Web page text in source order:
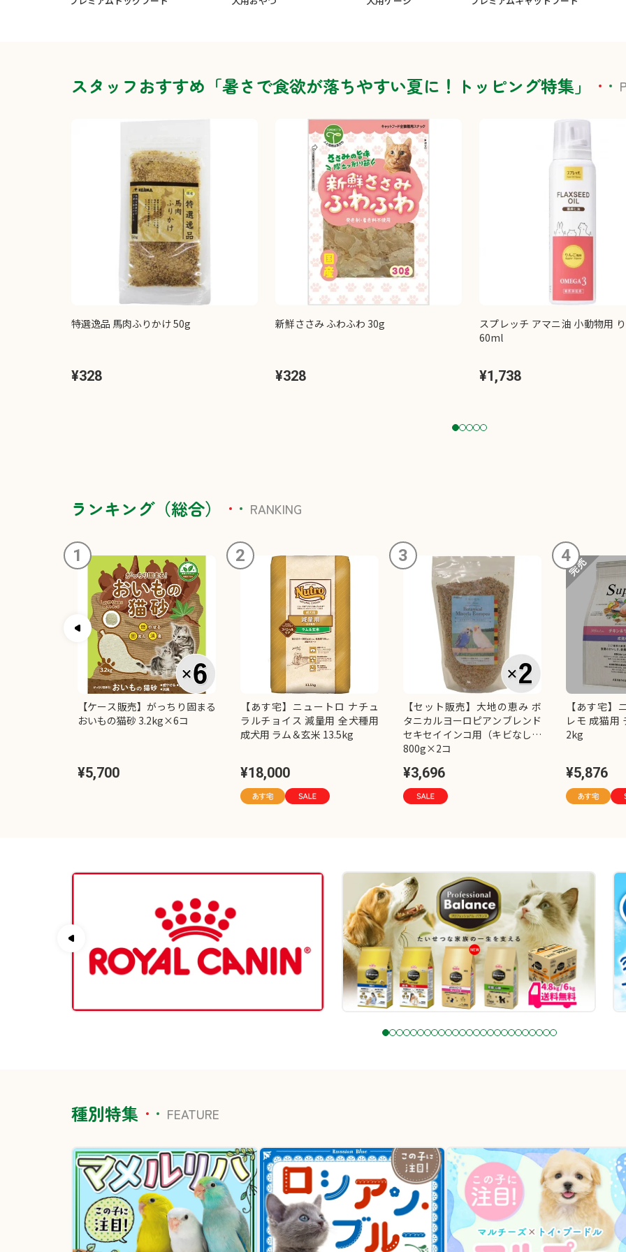
スタッフおすすめ「暑さで食欲が落ちやすい夏に！トッピング特集」
特選逸品 馬肉ふりかけ 50g
¥328
新鮮ささみ ふわふわ 30g
¥328
スプレッチ アマニ油 小動物用
60ml
¥1,738
12345
ランキング（総合） RANKING
1
【ケース販売】がっちり固まる
おいもの猫砂 3.2kg×6コ
¥5,700
2
【あす宅】ニュートロ ナチュ
ラルチョイス 減量用 全犬種用
成犬用 ラム＆玄米 13.5kg
¥18,000
3
【セット販売】大地の恵み ボ
タニカルヨーロピアンブレンド
セキセイインコ用（キビなし）
800g×2コ
¥3,696
4
【あす宅】
レモ 成猫用
2kg
¥5,876
1234567891111111111222222
種別特集 FEATURE